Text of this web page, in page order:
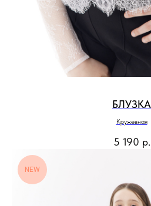
БЛУЗКА
Кружевная
5 190 р.
NEW